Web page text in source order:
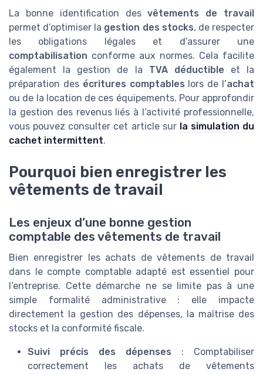
La bonne identification desvêtements de travail
permet d’optimiser la gestion des stocks, de respecter
les obligations légales et d’assurer une
comptabilisation conforme aux normes. Cela facilite
également la gestion de la TVA déductible et la
préparation des écritures comptables lors de l’achat
ou de la location de ces équipements. Pour approfondir
la gestion des revenus liés à l’activité professionnelle,
vous pouvez consulter cet article sur la simulation du
cachet intermittent.
Pourquoi bien enregistrer les
vêtements de travail
Les enjeux d’une bonne gestion
comptable des vêtements de travail
Bien enregistrer les achats de vêtements de travail
dans le compte comptable adapté est essentiel pour
l’entreprise. Cette démarche ne se limite pas à une
simple formalité administrative : elle impacte
directement la gestion des dépenses, la maîtrise des
stocks et la conformité fiscale.
Suivi précis des dépenses : Comptabiliser
correctement les achats de vêtements